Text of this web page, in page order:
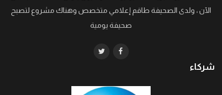
الآن ، ولدى الصحيفة طاقم إعلامي متخصص وهناك مشروع لتصبح
صحيفة يومية
شركاء